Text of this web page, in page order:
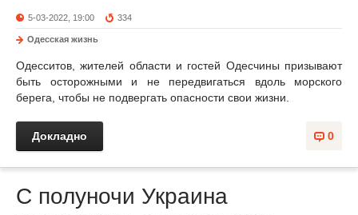
5-03-2022, 19:00 334
Одесская жизнь
Одесситов, жителей области и гостей Одесчины призывают
быть осторожными и не передвигаться вдоль морского
берега, чтобы не подвергать опасности свои жизни.
0
Докладно
С полуночи Украина